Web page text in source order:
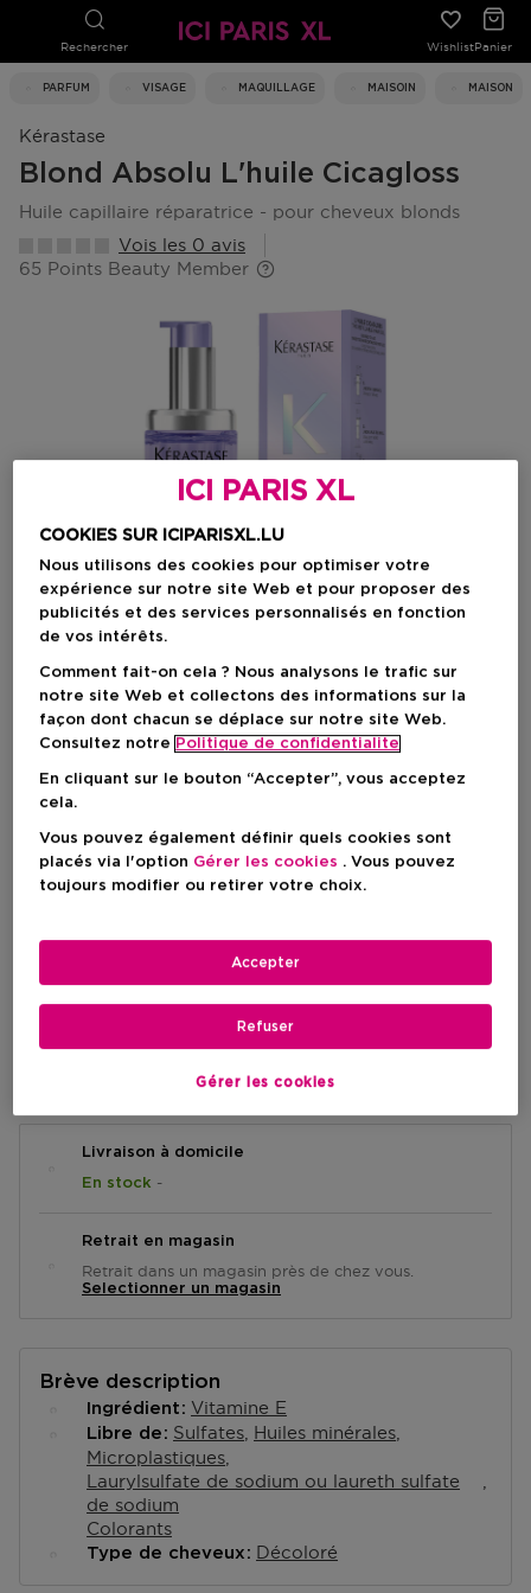
Rechercher WishlistPanier
PARFUM VISAGE MAQUILLAGE MAISOIN MAISON
Kérastase
Blond Absolu L'huile Cicagloss
huile capillaire réparatrice - pour cheveux blonds
Vois les 0 avis
65 Points Beauty Member
Choisissez votre format
75 ML En stock
Prix du produit
65,50 €
Livraison à domicile
En stock -
Retrait en magasin
Retrait dans un magasin près de chez vous.
Selectionner un magasin
Brève description
Ingrédient Vitamine E
Libre de Sulfates Huiles minérales
Microplastiques
Laurylsulfate de sodium ou laureth sulfate
de sodium
Colorants
Type de cheveux Décoloré
ICI PARIS XL
COOKIES SUR ICIPARISXL.LU
Nous utilisons des cookies pour optimiser votre
expérience sur notre site Web et pour proposer des
publicités et des services personnalisés en fonction
de vos intérêts.
Comment fait-on cela ? Nous analysons le trafic sur
notre site Web et collectons des informations sur la
façon dont chacun se déplace sur notre site Web.
Consultez notre Politique de confidentialite
En cliquant sur le bouton “Accepter”, vous acceptez
cela.
Vous pouvez également définir quels cookies sont
placés via l'option Gérer les cookies . Vous pouvez
toujours modifier ou retirer votre choix.
Gérer les cookies
Refuser
Accepter